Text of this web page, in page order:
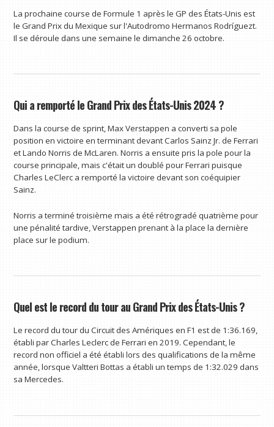
La prochaine course de Formule 1 après le GP des États-Unis est
le Grand Prix du Mexique sur l'Autodromo Hermanos Rodríguezt.
Il se déroule dans une semaine le dimanche 26 octobre.
Qui a remporté le Grand Prix des États-Unis 2024 ?
Dans la course de sprint, Max Verstappen a converti sa pole
position en victoire en terminant devant Carlos Sainz Jr. de Ferrari
et Lando Norris de McLaren. Norris a ensuite pris la pole pour la
course principale, mais c'était un doublé pour Ferrari puisque
Charles LeClerc a remporté la victoire devant son coéquipier
Sainz.
Norris a terminé troisième mais a été rétrogradé quatrième pour
une pénalité tardive, Verstappen prenant à la place la dernière
place sur le podium.
Quel est le record du tour au Grand Prix des États-Unis ?
Le record du tour du Circuit des Amériques en F1 est de 1:36.169,
établi par Charles Leclerc de Ferrari en 2019. Cependant, le
record non officiel a été établi lors des qualifications de la même
année, lorsque Valtteri Bottas a établi un temps de 1:32.029 dans
sa Mercedes.